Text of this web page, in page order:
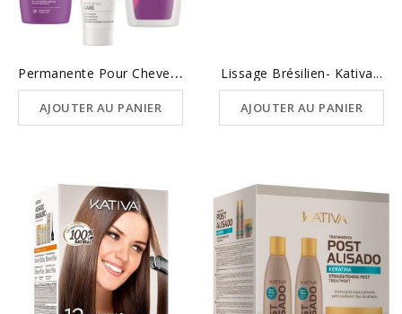
P
Ermanente Pour Cheveux...
AJOUTER AU PANIER
Lissage Brésilien- Kativa...
AJOUTER AU PANIER